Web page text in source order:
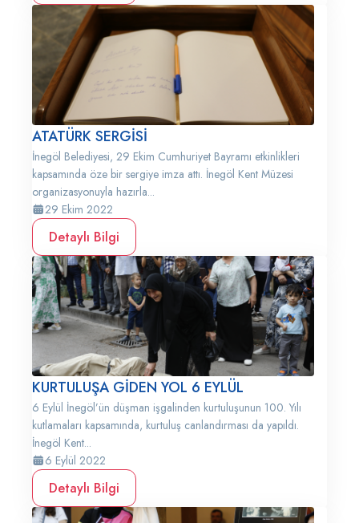
ATATÜRK SERGİSİ
İnegöl Belediyesi, 29 Ekim Cumhuriyet Bayramı etkinlikleri
kapsamında öze bir sergiye imza attı. İnegöl Kent Müzesi
organizasyonuyla hazırla...
29 Ekim 2022
Detaylı Bilgi
KURTULUŞA GİDEN YOL 6 EYLÜL
6 Eylül İnegöl’ün düşman işgalinden kurtuluşunun 100. Yılı
kutlamaları kapsamında, kurtuluş canlandırması da yapıldı.
İnegöl Kent...
6 Eylül 2022
Detaylı Bilgi